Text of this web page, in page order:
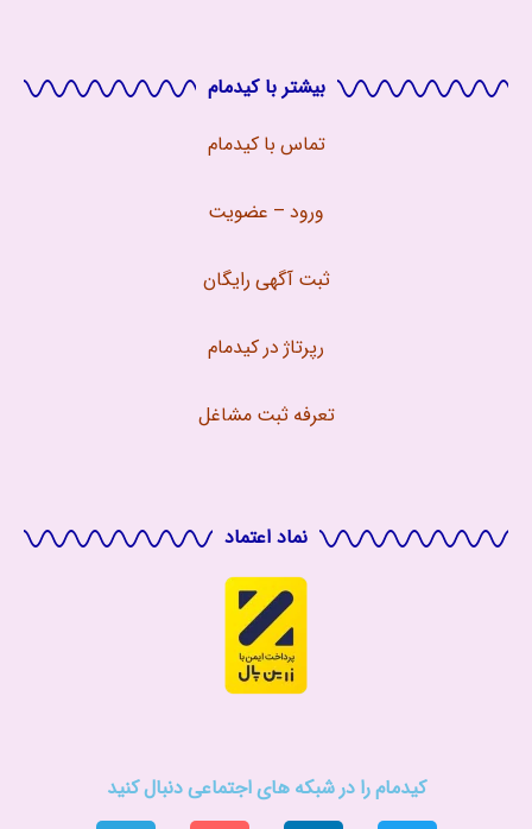
بیشتر با کیدمام
تماس باکیدمام
ورود – عضویت
ثبت آگهی رایگان
رپرتاژ در کیدمام
تعرفه ثبت مشاغل
نماد اعتماد
کیدمام را در شبکه های اجتماعی دنبال کنید